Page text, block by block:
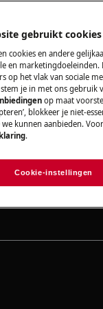
en
instellingen en
gebruikt
cookies en andere
en marketingdoeleinden.
op het vlak van sociale
stem je in met ons gebruik
op maat
blokkeer je niet-
kunnen aanbieden.
.
Cookie-instellingen